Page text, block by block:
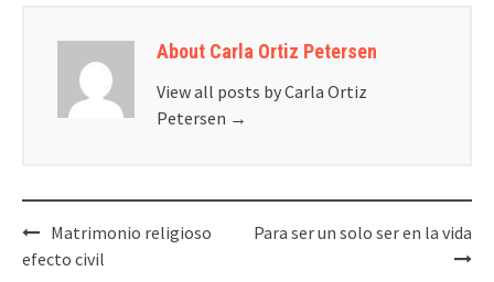
About Carla Ortiz Petersen
View all posts by Carla Ortiz
Petersen →
Post
navigation
Matrimonio religioso
efecto civil
Para ser un solo ser en la vida